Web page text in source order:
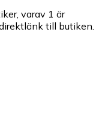
varav 1 är
till butiken.